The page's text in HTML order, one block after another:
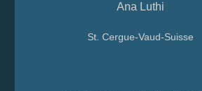
Ana Luthi
St. Cergue-Vaud-Suisse